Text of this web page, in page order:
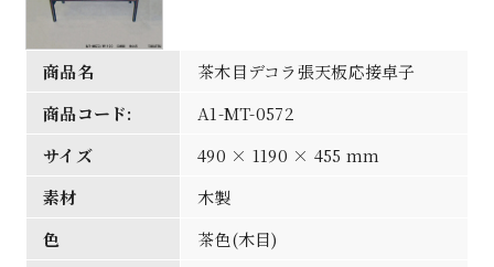
商品名
茶木目デコラ張天板応接卓子
商品コード:
A1-MT-0572
サイズ
490 × 1190 × 455 mm
素材
木製
色
茶色(木目)